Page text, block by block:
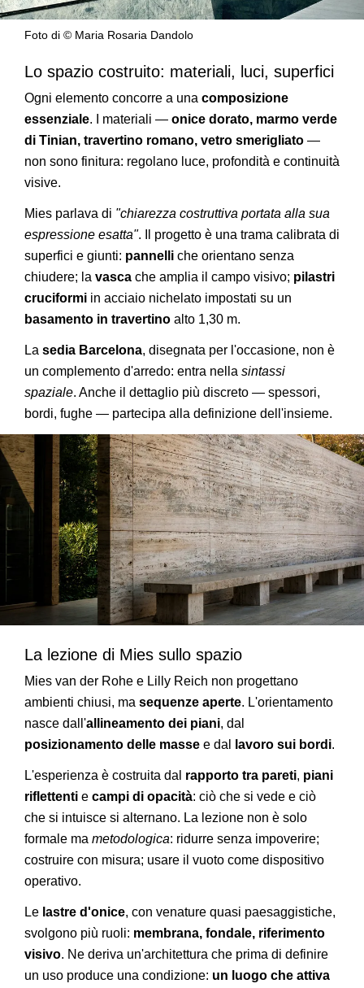
Foto di © Maria Rosaria Dandolo
Lo spazio costruito: materiali, luci, superfici
Ogni elemento concorre a una composizione
essenziale. I materiali — onice dorato, marmo verde
di Tinian, travertino romano, vetro smerigliato —
non sono finitura: regolano luce, profondità e continuità
visive.
Mies parlava di "chiarezza costruttiva portata alla sua
espressione esatta". Il progetto è una trama calibrata di
superfici e giunti: pannelli che orientano senza
chiudere; la vasca che amplia il campo visivo; pilastri
cruciformi in acciaio nichelato impostati su un
basamento in travertino alto 1,30 m.
La sedia Barcelona, disegnata per l'occasione, non è
un complemento d'arredo: entra nella sintassi
spaziale. Anche il dettaglio più discreto — spessori,
bordi, fughe — partecipa alla definizione dell'insieme.
La lezione di Mies sullo spazio
Mies van der Rohe e Lilly Reich non progettano
ambienti chiusi, ma sequenze aperte. L'orientamento
nasce dall'allineamento dei piani, dal
posizionamento delle masse e dal lavoro sui bordi.
L'esperienza è costruita dal rapporto tra pareti, piani
riflettenti e campi di opacità: ciò che si vede e ciò
che si intuisce si alternano. La lezione non è solo
formale ma metodologica: ridurre senza impoverire;
costruire con misura; usare il vuoto come dispositivo
operativo.
Le lastre d'onice, con venature quasi paesaggistiche,
svolgono più ruoli: membrana, fondale, riferimento
visivo. Ne deriva un'architettura che prima di definire
un uso produce una condizione: un luogo che attiva